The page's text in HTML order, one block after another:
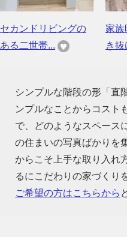
セカンドリビングの
ある二世帯...
家
き抜
シンプルな階段の形「直
ンプルなことからコスト
で、どのようなスペース
の住まいの写真ばかりを
からこそ上手な取り入れ
るにこだわりの家づくり
ご希望の方はこちらから